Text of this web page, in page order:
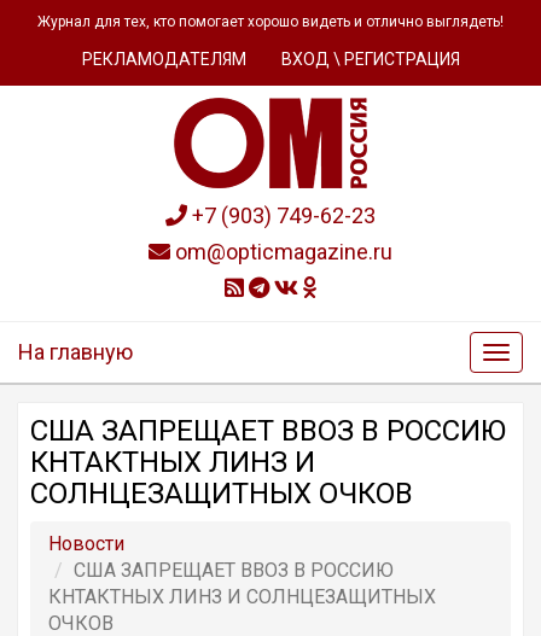
Журнал для тех, кто помогает хорошо видеть и отлично выглядеть!
РЕКЛАМОДАТЕЛЯМ ВХОД \ РЕГИСТРАЦИЯ
+7 (903) 749-62-23
om@opticmagazine.ru
На главную
США ЗАПРЕЩАЕТ ВВОЗ В РОССИЮ
КНТАКТНЫХ ЛИНЗ И
СОЛНЦЕЗАЩИТНЫХ ОЧКОВ
Новости
США ЗАПРЕЩАЕТ ВВОЗ В РОССИЮ
КНТАКТНЫХ ЛИНЗ И СОЛНЦЕЗАЩИТНЫХ
ОЧКОВ